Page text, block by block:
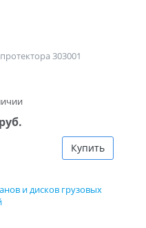
303001
Купить